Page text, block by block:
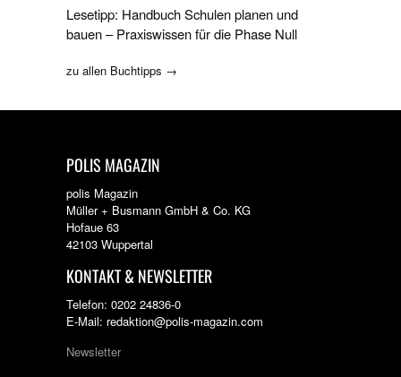
Lesetipp: Handbuch Schulen planen und
bauen – Praxiswissen für die Phase Null
zu allen Buchtipps →
POLIS MAGAZIN
polis Magazin
Müller + Busmann GmbH & Co. KG
Hofaue 63
42103 Wuppertal
KONTAKT & NEWSLETTER
Telefon: 0202 24836-0
E-Mail: redaktion@polis-magazin.com
Newsletter